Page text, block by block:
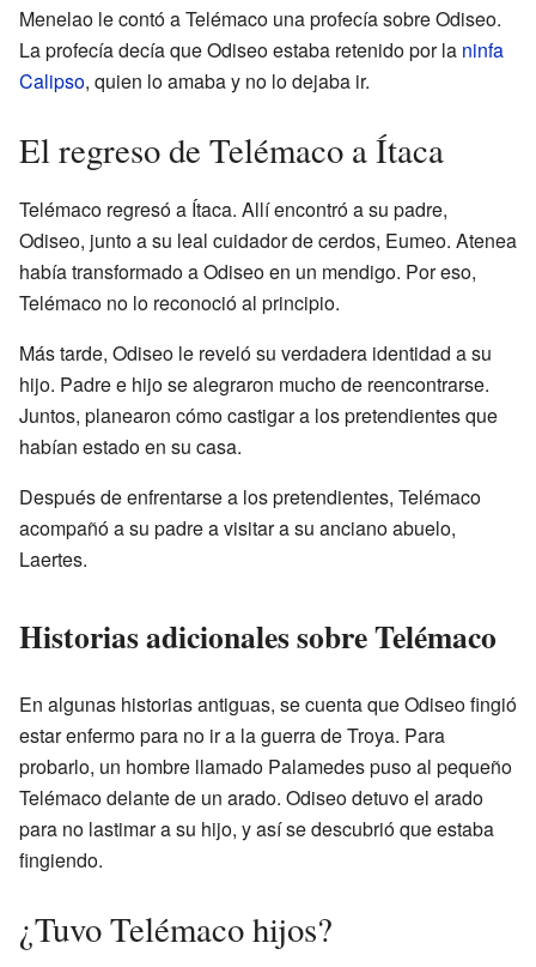
Menelao le contó a Telémaco una profecía sobre Odiseo.
La profecía decía que Odiseo estaba retenido por la ninfa
Calipso, quien lo amaba y no lo dejaba ir.
El regreso de Telémaco a Ítaca
Telémaco regresó a Ítaca. Allí encontró a su padre,
Odiseo, junto a su leal cuidador de cerdos, Eumeo. Atenea
había transformado a Odiseo en un mendigo. Por eso,
Telémaco no lo reconoció al principio.
Más tarde, Odiseo le reveló su verdadera identidad a su
hijo. Padre e hijo se alegraron mucho de reencontrarse.
Juntos, planearon cómo castigar a los pretendientes que
habían estado en su casa.
Después de enfrentarse a los pretendientes, Telémaco
acompañó a su padre a visitar a su anciano abuelo,
Laertes.
Historias adicionales sobre Telémaco
En algunas historias antiguas, se cuenta que Odiseo fingió
estar enfermo para no ir a la guerra de Troya. Para
probarlo, un hombre llamado Palamedes puso al pequeño
Telémaco delante de un arado. Odiseo detuvo el arado
para no lastimar a su hijo, y así se descubrió que estaba
fingiendo.
¿Tuvo Telémaco hijos?